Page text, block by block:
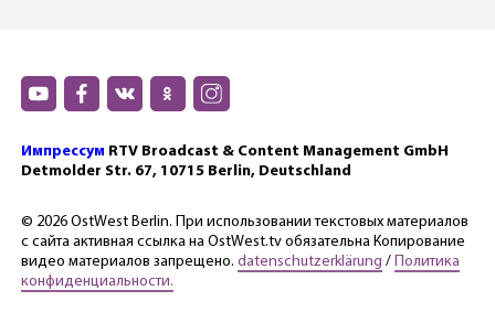
Импрессум RTV Broadcast & Content Management GmbH
Detmolder Str. 67, 10715 Berlin, Deutschland
© 2026 OstWest Berlin. При использовании текстовых материалов
с сайта активная ссылка на OstWest.tv обязательна Копирование
видео материалов запрещено. datenschutzerklärung / Политика
конфиденциальности.